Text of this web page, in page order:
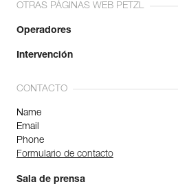
OTRAS PÁGINAS WEB PETZL
Operadores
Intervención
CONTACTO
Name
Email
Phone
Formulario de contacto
Sala de prensa